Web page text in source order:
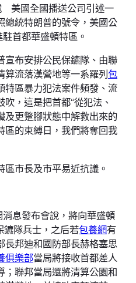
美國全國播送公司引述一
總統特朗普的號令，美國公
首都華盛頓特區。
布安排公民保鑣隊、由聯
算流落漢營地等一系羅列包
特區暴力犯法案件頻發、流
，這是把首都“從犯法、
及更蹩腳狀態中解救出來的
區的束縛日，我們將奪回我
市長及市平易近抗議。
息發布會說，將向華盛頓
隊兵士，之后若包養網有
長邦迪和國防部長赫格塞思
俱樂部當局將接收首都差人
；聯邦當局還將清算公園和